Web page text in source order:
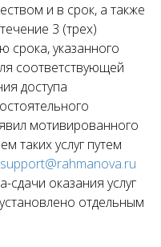
и в срок, а также
3 (трех)
срока, указанного
соответствующей
доступа
мотивированного
таких услуг путем
support@rahmanova.ru
оказания услуг
отдельным